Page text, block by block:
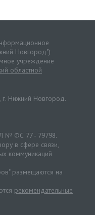
Новгород")
учреждение
областной
г. Нижний Новгород.
№ ФС 77 - 79798.
в сфере связи,
коммуникаций
размещаются на
рекомендательные